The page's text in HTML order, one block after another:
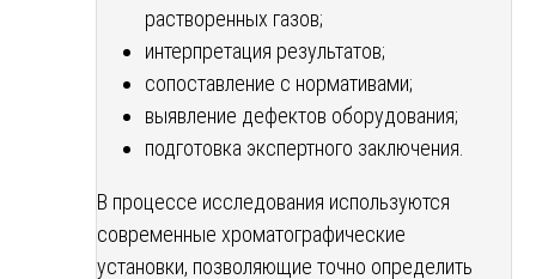
растворенных газов;
интерпретация результатов;
сопоставление с нормативами;
выявление дефектов оборудования;
подготовка экспертного заключения.
В процессе исследования используются
современные хроматографические
установки, позволяющие точно определить